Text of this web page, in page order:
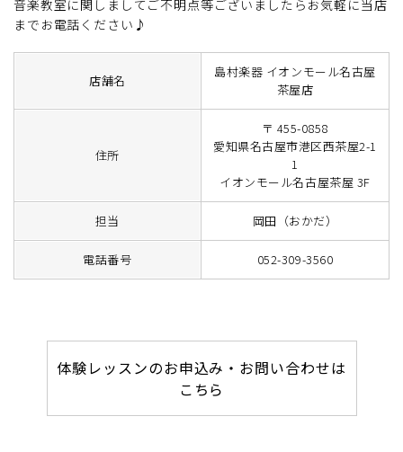
音楽教室に関しましてご不明点等ございましたらお気軽に当店
までお電話ください♪
店舗名
島村楽器 イオンモール名古屋
茶屋店
住所
〒 455-0858
愛知県名古屋市港区西茶屋2-1
1
イオンモール名古屋茶屋 3F
担当 岡田（おかだ）
電話番号 052-309-3560
体験レッスンのお申込み・お問い合わせは
こちら